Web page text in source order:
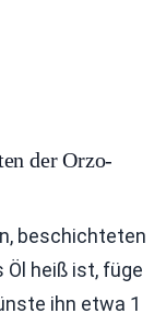
der Orzo-
beschichteten
heiß ist, füge
ihn etwa 1